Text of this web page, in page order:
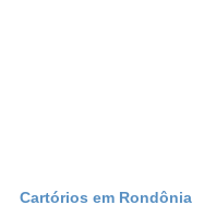
Cartórios em Rondônia